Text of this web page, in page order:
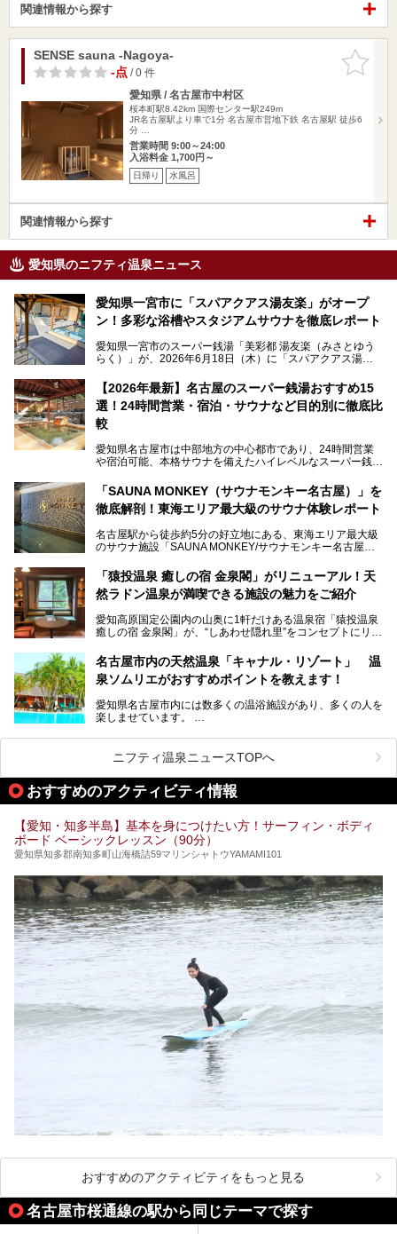
関連情報から探す
お気に入
りに追加
SENSE sauna -Nagoya-
-点/ 0 件
愛知県 / 名古屋市中村区
桜本町駅8.42km 国際センター駅249m
JR名古屋駅より車で1分 名古屋市営地下鉄 名古屋駅 徒歩6
分 …
営業時間 9:00～24:00
入浴料金 1,700円～
日帰り 水風呂
関連情報から探す
愛知県のニフティ温泉ニュース
愛知県一宮市に「スパアクアス湯友楽」がオープ
ン！多彩な浴槽やスタジアムサウナを徹底レポート
愛知県一宮市のスーパー銭湯「美彩都 湯友楽（みさとゆう
らく）」が、2026年6月18日（木）に「スパアクアス湯友
この地で30年にわたり愛され続けてきた施設だからこそ、
地元住民をはじめオープンを待ちわびている人も多いのでは
ないでしょうか。
老朽化した設備の補修を機に、2年前からじっくり構想を練
ってきたというだけあって、館内の充実度は想像以上。
以前の4倍に拡張したという露天エリアや10の浴槽、40人収
容の巨大なスタジアムサウナに、岩盤浴やリラクゼーション
までまるごと楽しめる施設に生まれ変わりました。
今回は、全面リニューアルして新しくなった「スパアクアス
【2026年最新】名古屋のスーパー銭湯おすすめ15
選！24時間営業・宿泊・サウナなど目的別に徹底比
較
愛知県名古屋市は中部地方の中心都市であり、24時間営業
や宿泊可能、本格サウナを備えたハイレベルなスーパー銭湯
そのため、「日々の仕事の疲れを心身ともにリセットした
い」「休日に時間を忘れて1日中ダラダラ過ごしたい」「コ
くある点が魅力です！
お好みの温泉施設を見つけて楽しんでくださいね。
「SAUNA MONKEY（サウナモンキー名古屋）」を
徹底解剖！東海エリア最大級のサウナ体験レポート
名古屋駅から徒歩約5分の好立地にある、東海エリア最大級
のサウナ施設「SAUNA MONKEY/サウナモンキー名古屋」
「名古屋駅周辺ってサウナが少ないよね」という声をよく耳
にするだけあり、アクセスの良さにも胸が高鳴ります。
今回は普段は男性専用となっているパブリックサウナが、女
さっそく取材してきました！
「猿投温泉 癒しの宿 金泉閣」がリニューアル！天
然ラドン温泉が満喫できる施設の魅力をご紹介
愛知高原国定公園内の山奥に1軒だけある温泉宿「猿投温泉
癒しの宿 金泉閣」が、“しあわせ隠れ里”をコンセプトにリニ
天然ラドン温泉が堪能できるお風呂や、新設・改装された客
室、地元の食材と温泉水で作られたお料理……。
ご紹介します。
名古屋市内の天然温泉「キャナル・リゾート」 温
泉ソムリエがおすすめポイントを教えます！
愛知県名古屋市内には数多くの温浴施設があり、多くの人を
楽しませています。
ムリエの目線で紹介していきます！
名古屋市内にはスーパー銭湯や日帰り温泉が多く、「どこに
行こうかな？」と悩んでしまう方も多いと思います。
ぜひこの記事を参考にして「キャナル・リゾート」に出かけ
てみるのはいかがでしょうか？
ニフティ温泉ニュースTOPへ
おすすめのアクティビティ情報
【愛知・知多半島】基本を身につけたい方！サーフィン・ボディ
ボード ベーシックレッスン（90分）
愛知県知多郡南知多町山海橋詰59マリンシャトウYAMAMI101
おすすめのアクティビティをもっと見る
名古屋市桜通線の駅から同じテーマで探す